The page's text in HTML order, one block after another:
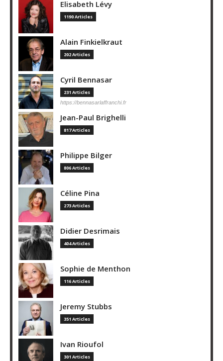
Elisabeth Lévy
1190 Articles
Alain Finkielkraut
202 Articles
Cyril Bennasar
231 Articles
https://bennasarlaffranchi.fr
Jean-Paul Brighelli
817 Articles
Philippe Bilger
806 Articles
Céline Pina
273 Articles
Didier Desrimais
404 Articles
Sophie de Menthon
116 Articles
Jeremy Stubbs
351 Articles
Ivan Rioufol
301 Articles